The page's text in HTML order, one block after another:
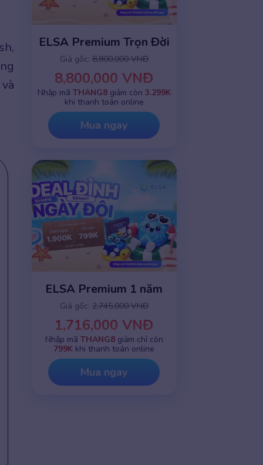
ELSA Premium Trọn Đời
Giá gốc: 8,800,000 VNĐ
8,800,000 VNĐ
Nhập mã THANG8giảm còn 3.299K
khi thanh toán online
Mua ngay
ELSA Premium 1 năm
Giá gốc: 2,745,000 VNĐ
1,716,000 VNĐ
Nhập mã THANG8giảm chỉ còn
799K khi thanh toán online
Mua ngay